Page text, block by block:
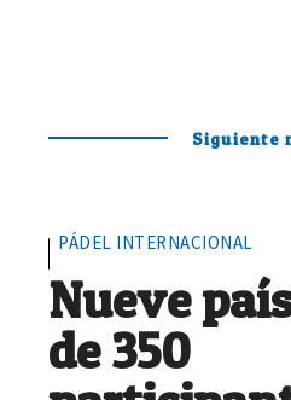
Siguiente
PÁDEL INTERNACIONAL
Nueve
de 350